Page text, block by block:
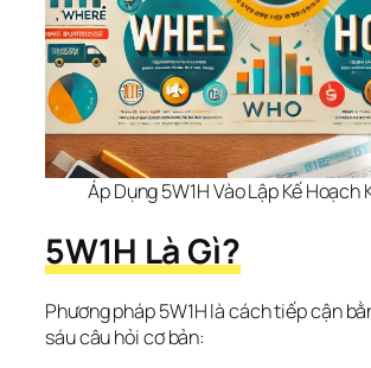
Áp Dụng 5W1H Vào Lập Kế Hoạch
5W1H Là Gì?
Phương pháp 5W1H là cách tiếp cận
sáu câu hỏi cơ bản: